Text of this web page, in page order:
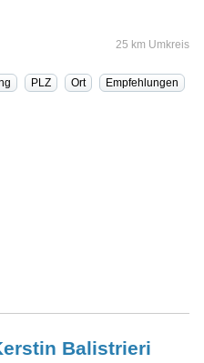
25 km Umkreis
PLZ Ort
Empfehlungen
Balistrieri